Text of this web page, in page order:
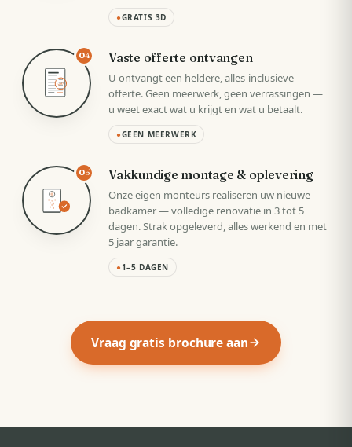
●GRATIS 3D
VAST
04 Vaste offerte ontvangen
U ontvangt een heldere, alles-inclusieve
offerte. Geen meerwerk, geen verrassingen —
u weet exact wat u krijgt en wat u betaalt.
●GEEN MEERWERK
05 Vakkundige montage & oplevering
Onze eigen monteurs realiseren uw nieuwe
badkamer — volledige renovatie in 3 tot 5
dagen. Strak opgeleverd, alles werkend en met
5 jaar garantie.
●1–5 DAGEN
Vraag gratis brochure aan